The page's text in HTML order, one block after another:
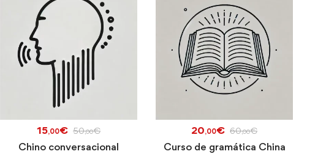
15,00€ 50,00€
Chino conversacional
20,00€ 60,00€
Curso de gramática China